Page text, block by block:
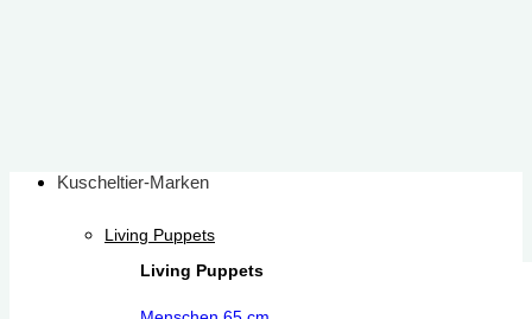
Kuscheltier-Marken
Living Puppets
Living Puppets